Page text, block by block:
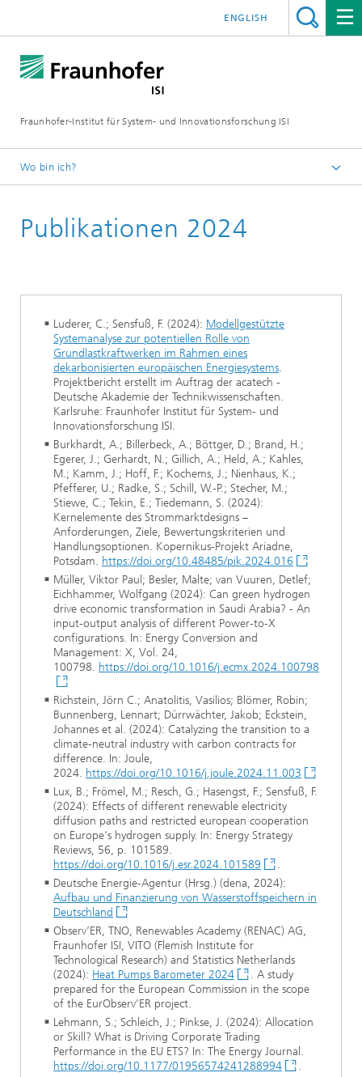
Fraunhofer-Institut für System- und Innovationsforschung ISI
ENGLISH
Wo bin ich?
Abteilungen
Publikationen 2024
Luderer, C.; Sensfuß, F. (2024): Modellgestützte
Systemanalyse zur potentiellen Rolle von
Grundlastkraftwerken im Rahmen eines
dekarbonisierten europäischen Energiesystems.
Projektbericht erstellt im Auftrag der acatech -
Deutsche Akademie der Technikwissenschaften.
Karlsruhe: Fraunhofer Institut für System- und
Innovationsforschung ISI.
Burkhardt, A.; Billerbeck, A.; Böttger, D.; Brand, H.;
Egerer, J.; Gerhardt, N.; Gillich, A.; Held, A.; Kahles,
M.; Kamm, J.; Hoff, F.; Kochems, J.; Nienhaus, K.;
Pfefferer, U.; Radke, S.; Schill, W.-P.; Stecher, M.;
Stiewe, C.; Tekin, E.; Tiedemann, S. (2024):
Kernelemente des Strommarktdesigns –
Anforderungen, Ziele, Bewertungskriterien und
Handlungsoptionen. Kopernikus-Projekt Ariadne,
Potsdam. https://doi.org/10.48485/pik.2024.016
Müller, Viktor Paul; Besler, Malte; van Vuuren, Detlef;
Eichhammer, Wolfgang (2024): Can green hydrogen
drive economic transformation in Saudi Arabia? - An
input-output analysis of different Power-to-X
configurations. In: Energy Conversion and
Management: X, Vol. 24,
100798. https://doi.org/10.1016/j.ecmx.2024.100798
Richstein, Jörn C.; Anatolitis, Vasilios; Blömer, Robin;
Bunnenberg, Lennart; Dürrwächter, Jakob; Eckstein,
Johannes et al. (2024): Catalyzing the transition to a
climate-neutral industry with carbon contracts for
difference. In: Joule,
2024. https://doi.org/10.1016/j.joule.2024.11.003
Lux, B.; Frömel, M.; Resch, G.; Hasengst, F.; Sensfuß, F.
(2024): Effects of different renewable electricity
diffusion paths and restricted european cooperation
on Europe's hydrogen supply. In: Energy Strategy
Reviews, 56, p. 101589.
https://doi.org/10.1016/j.esr.2024.101589
.
Deutsche Energie-Agentur (Hrsg.) (dena, 2024):
Aufbau und Finanzierung von Wasserstoffspeichern in
Deutschland
Observ’ER, TNO, Renewables Academy (RENAC) AG,
Fraunhofer ISI, VITO (Flemish Institute for
Technological Research) and Statistics Netherlands
(2024): Heat Pumps Barometer 2024
. A study
prepared for the European Commission in the scope
of the EurObserv’ER project.
Lehmann, S.; Schleich, J.; Pinkse, J. (2024): Allocation
or Skill? What is Driving Corporate Trading
Performance in the EU ETS? In: The Energy Journal.
https://doi.org/10.1177/01956574241288994
.